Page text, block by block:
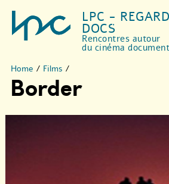
LPC -
DOCS
Rencontres autour
du cinéma
Home / Films /
Border